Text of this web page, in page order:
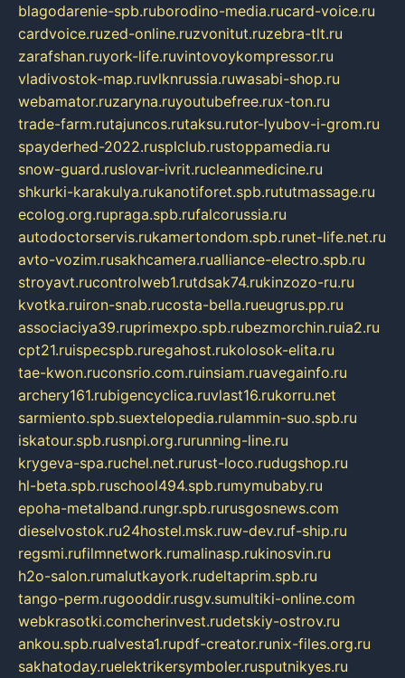
blagodarenie-spb.ruborodino-media.rucard-voice.ru
cardvoice.ruzed-online.ruzvonitut.ruzebra-tlt.ru
zarafshan.ruyork-life.ruvintovoykompressor.ru
vladivostok-map.ruvlknrussia.ruwasabi-shop.ru
webamator.ruzaryna.ruyoutubefree.rux-ton.ru
trade-farm.rutajuncos.rutaksu.rutor-lyubov-i-grom.ru
spayderhed-2022.rusplclub.rustoppamedia.ru
snow-guard.ruslovar-ivrit.rucleanmedicine.ru
shkurki-karakulya.rukanotiforet.spb.rututmassage.ru
ecolog.org.rupraga.spb.rufalcorussia.ru
autodoctorservis.rukamertondom.spb.runet-life.net.ru
avto-vozim.rusakhcamera.rualliance-electro.spb.ru
stroyavt.rucontrolweb1.rutdsak74.rukinzozo-ru.ru
kvotka.ruiron-snab.rucosta-bella.rueugrus.pp.ru
associaciya39.ruprimexpo.spb.rubezmorchin.ruia2.ru
cpt21.ruispecspb.ruregahost.rukolosok-elita.ru
tae-kwon.ruconsrio.com.ruinsiam.ruavegainfo.ru
archery161.rubigencyclica.ruvlast16.rukorru.net
sarmiento.spb.suextelopedia.rulammin-suo.spb.ru
iskatour.spb.rusnpi.org.rurunning-line.ru
krygeva-spa.ruchel.net.rurust-loco.rudugshop.ru
hl-beta.spb.ruschool494.spb.rumymubaby.ru
epoha-metalband.rungr.spb.rurusgosnews.com
dieselvostok.ru24hostel.msk.ruw-dev.ruf-ship.ru
regsmi.rufilmnetwork.rumalinasp.rukinosvin.ru
h2o-salon.rumalutkayork.rudeltaprim.spb.ru
tango-perm.rugooddir.rusgv.sumultiki-online.com
webkrasotki.comcherinvest.rudetskiy-ostrov.ru
ankou.spb.rualvesta1.rupdf-creator.runix-files.org.ru
sakhatoday.ruelektrikersymboler.rusputnikyes.ru